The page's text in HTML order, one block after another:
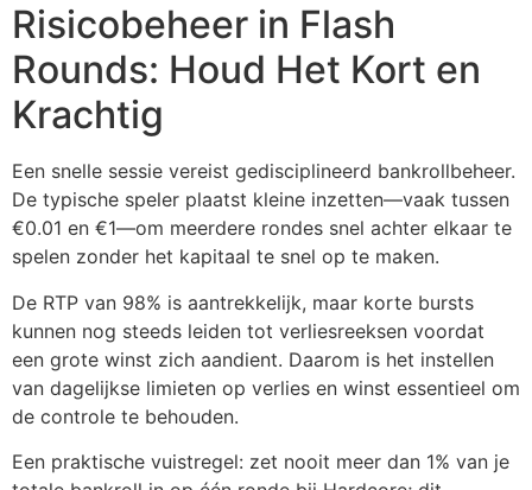
Risicobeheer in Flash
Rounds: Houd Het Kort en
Krachtig
Een snelle sessie vereist gedisciplineerd bankrollbeheer.
De typische speler plaatst kleine inzetten—vaak tussen
€0.01 en €1—om meerdere rondes snel achter elkaar te
spelen zonder het kapitaal te snel op te maken.
De RTP van 98% is aantrekkelijk, maar korte bursts
kunnen nog steeds leiden tot verliesreeksen voordat
een grote winst zich aandient. Daarom is het instellen
van dagelijkse limieten op verlies en winst essentieel om
de controle te behouden.
Een praktische vuistregel: zet nooit meer dan 1% van je